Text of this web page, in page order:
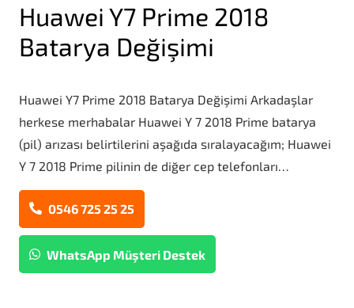
Huawei Y7 Prime 2018
Batarya Değişimi
Huawei Y7 Prime 2018 Batarya Değişimi Arkadaşlar
herkese merhabalar Huawei Y 7 2018 Prime batarya
(pil) arızası belirtilerini aşağıda sıralayacağım; Huawei
Y 7 2018 Prime pilinin de diğer cep telefonları…
0546 725 25 25
WhatsApp Müşteri Destek